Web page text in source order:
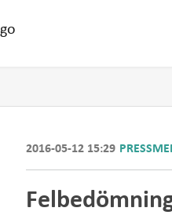
2016-05-12 15:29